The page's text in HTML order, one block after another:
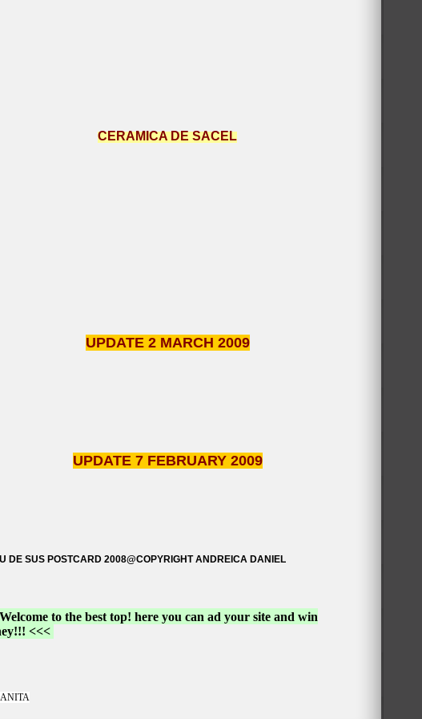
CERAMICA DE SACEL
UPDATE 2 MARCH 2009
UPDATE 7 FEBRUARY 2009
DE SUS POSTCARD 2008@COPYRIGHT ANDREICA DANIEL
to the best top! here you can ad your site and win
<<<